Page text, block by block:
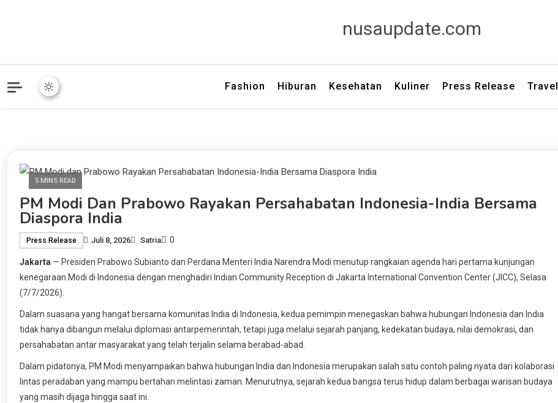
nusaupdate.com
Fashion Hiburan Kesehatan Kuliner Press Release Travel
5 MINS READ
PM Modi Dan Prabowo Rayakan Persahabatan Indonesia-India Bersama
Diaspora India
Press Release Juli 8, 2026 Satria 0
Jakarta — Presiden Prabowo Subianto dan Perdana Menteri India Narendra Modi menutup rangkaian agenda hari pertama kunjungan
kenegaraan Modi di Indonesia dengan menghadiri Indian Community Reception di Jakarta International Convention Center (JICC), Selasa
(7/7/2026).
Dalam suasana yang hangat bersama komunitas India di Indonesia, kedua pemimpin menegaskan bahwa hubungan Indonesia dan India
tidak hanya dibangun melalui diplomasi antarpemerintah, tetapi juga melalui sejarah panjang, kedekatan budaya, nilai demokrasi, dan
persahabatan antar masyarakat yang telah terjalin selama berabad-abad.
Dalam pidatonya, PM Modi menyampaikan bahwa hubungan India dan Indonesia merupakan salah satu contoh paling nyata dari kolaborasi
lintas peradaban yang mampu bertahan melintasi zaman. Menurutnya, sejarah kedua bangsa terus hidup dalam berbagai warisan budaya
yang masih dijaga hingga saat ini.